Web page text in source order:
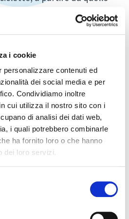
i cookie
personalizzare contenuti ed
dei social media e per
Condividiamo inoltre
cui utilizza il nostro sito con i
di analisi dei dati web,
i quali potrebbero combinarle
ha fornito loro o che hanno
dei loro servizi.
per arrivare allo ski
e-bike un nuovo motore
e chiarirà i punti
in vista di una
da più parti, per metà
la vendita con il
Luca Ghiglione di Cube
Centre + Bike Shop che
in gioco. Sul fronte